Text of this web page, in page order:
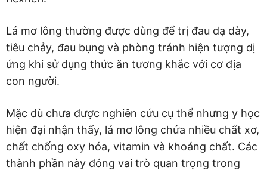
Lá mơ lông thường được dùng để trị đau dạ dày,
tiêu chảy, đau bụng và phòng tránh hiện tượng dị
ứng khi sử dụng thức ăn tương khắc với cơ địa
con người.
Mặc dù chưa được nghiên cứu cụ thể nhưng y học
hiện đại nhận thấy, lá mơ lông chứa nhiều chất xơ,
chất chống oxy hóa, vitamin và khoáng chất. Các
thành phần này đóng vai trò quan trọng trong